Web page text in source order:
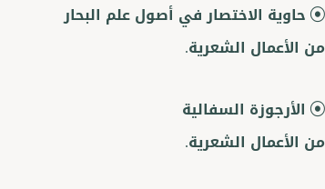
حاوية الاختصار في أصول علم البحار
من الأعمال الشعرية.
الأرجوزة السفالية
من الأعمال الشعرية.